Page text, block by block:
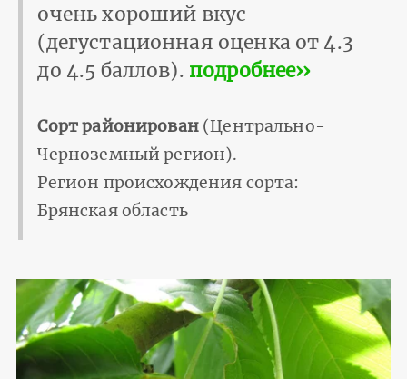
очень хороший вкус
(дегустационная оценка от 4.3
до 4.5 баллов). подробнее››
Сорт районирован(Центрально-
Черноземный регион).
Регион происхождения сорта:
Брянская область